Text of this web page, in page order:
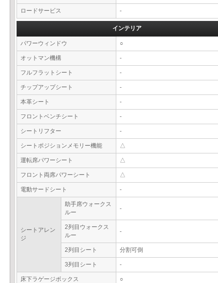
ロードサービス -
インテリア
パワーウィンドウ ○
オットマン機構 -
フルフラットシート -
チップアップシート -
本革シート -
フロントベンチシート -
シートリフター -
シートポジションメモリー機能 △
運転席パワーシート △
フロント両席パワーシート △
電動サードシート -
シートアレン
ジ
助手席ウォークス
ルー
-
2列目ウォークス
ルー
-
2列目シート 分割可倒
3列目シート -
床下ラゲージボックス ○